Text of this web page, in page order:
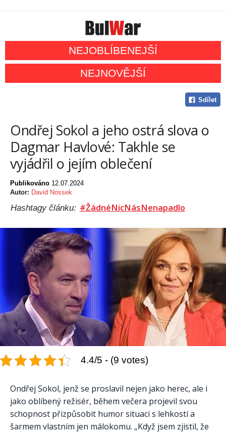
NEJOBLÍBENEJŠÍ
NEJNOVĚJŠÍ
Sdílet
Ondřej Sokol a jeho ostrá slova o
Dagmar Havlové: Takhle se
vyjádřil o jejím oblečení
Publikováno 12.07.2024
Autor: David Nossek
Hashtagy článku: #ŽádnéNicNásNenapadlo
4.4/5 - (9 votes)
Ondřej Sokol, jenž se proslavil nejen jako herec, ale i
jako oblíbený režisér, během večera projevil svou
schopnost přizpůsobit humor situaci s lehkostí a
šarmem vlastním jen málokomu. „Když jsem zjistil, že